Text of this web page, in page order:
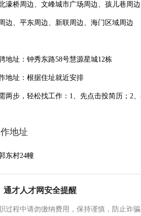
濠桥周边、文峰城市广场周边、孩儿巷周
边、平东周边、新联周边、海门区域周边
地址：钟秀东路58号慧源星城12栋
地址：根据住址就近安排
两步，轻松找工作：1、先点击投简历；2
地址
东村24幢
通才人才网安全提醒
过程中请勿缴纳费用，保持谨慎，防止诈